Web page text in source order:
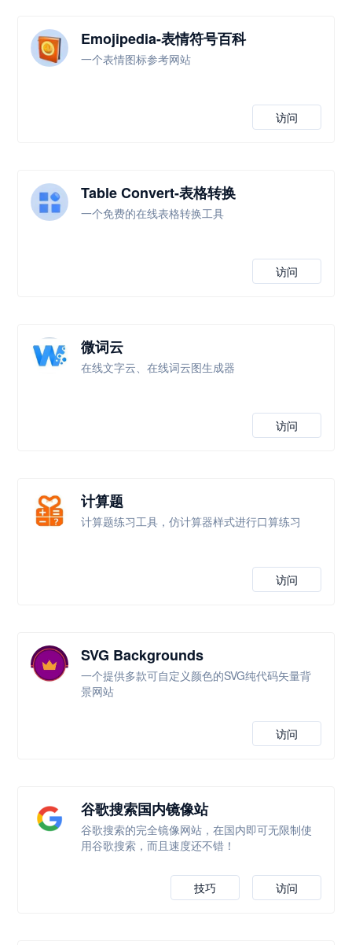
Emojipedia-表情符号百科
一个表情图标参考网站
访问
Table Convert-表格转换
一个免费的在线表格转换工具
访问
微词云
在线文字云、在线词云图生成器
访问
计算题
计算题练习工具，仿计算器样式进行口算练习
访问
SVG Backgrounds
一个提供多款可自定义颜色的SVG纯代码矢量背
景网站
访问
谷歌搜索国内镜像站
谷歌搜索的完全镜像网站，在国内即可无限制使
用谷歌搜索，而且速度还不错！
访问
技巧